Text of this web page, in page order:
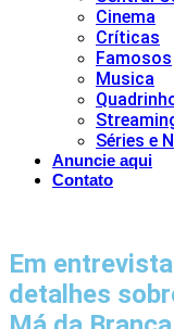
Cinema
Críticas
Famosos
Musica
Séries e
Anuncie aqui
Contato
Em
detalhes